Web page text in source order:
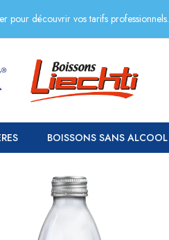
pour découvrir vos tarifs professionnels.
BOISSONS SANS ALCOOL